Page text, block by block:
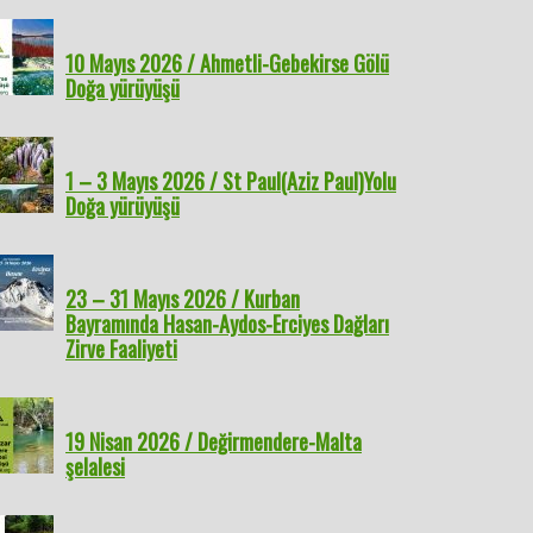
10 Mayıs 2026 / Ahmetli-Gebekirse Gölü
Doğa yürüyüşü
1 – 3 Mayıs 2026 / St Paul(Aziz Paul)Yolu
Doğa yürüyüşü
23 – 31 Mayıs 2026 / Kurban
Bayramında Hasan-Aydos-Erciyes Dağları
Zirve Faaliyeti
19 Nisan 2026 / Değirmendere-Malta
şelalesi